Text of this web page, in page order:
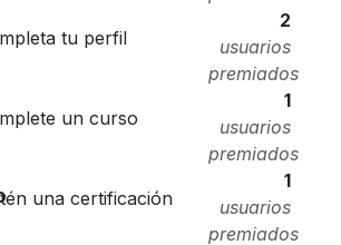
tu perfil
2
usuarios
premiados
un curso
1
usuarios
premiados
una certificación
1
usuarios
premiados